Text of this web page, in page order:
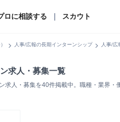
ロに相談する スカウト
chevron_right 人事/広報の長期インターンシップchevron_right 人事/
求人・募集一覧
求人・募集を40件掲載中。職種・業界